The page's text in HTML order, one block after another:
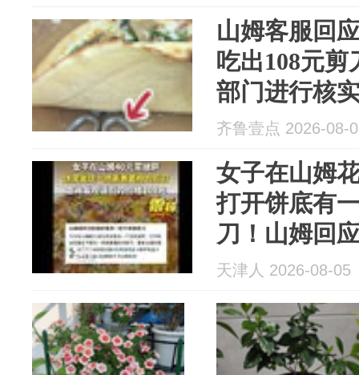
山姆客服回
吃出108元剪
部门进行核
齐鲁壹点 2026-08-
女子在山姆
打开饼底有
刀！山姆回
天津人 2026-08-05